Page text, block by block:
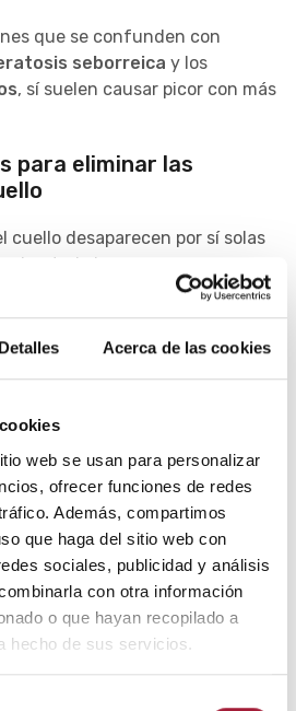
Detalles Acerca de las cookies
web se usan para personalizar
ofrecer funciones de redes
Además, compartimos
que haga del sitio web con
sociales, publicidad y análisis
con otra información
o que hayan recopilado a
hecho de sus servicios.
que se confunden con
seborreica y los
, sí suelen causar picor con más
para eliminar las
cuello desaparecen por sí solas
todo las verrugas comunes.
o en sitios diferentes.
dependerá de cuál sea
quitar las verrugas en el
tópicos
ácido salicílicoen altas
con la terapia de
de parches.